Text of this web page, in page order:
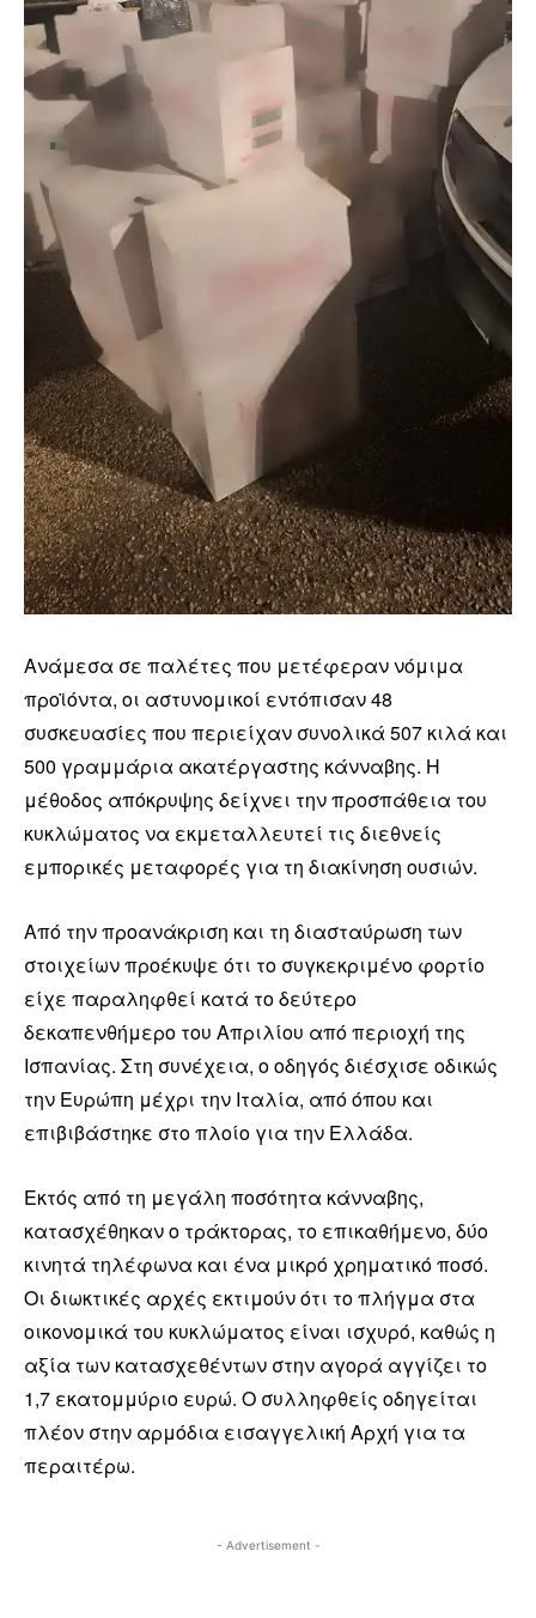
Ανάμεσα σε παλέτες που μετέφεραν νόμιμα
προϊόντα, οι αστυνομικοί εντόπισαν 48
συσκευασίες που περιείχαν συνολικά 507 κιλά και
500 γραμμάρια ακατέργαστης κάνναβης. Η
μέθοδος απόκρυψης δείχνει την προσπάθεια του
κυκλώματος να εκμεταλλευτεί τις διεθνείς
εμπορικές μεταφορές για τη διακίνηση ουσιών.
Από την προανάκριση και τη διασταύρωση των
στοιχείων προέκυψε ότι το συγκεκριμένο φορτίο
είχε παραληφθεί κατά το δεύτερο
δεκαπενθήμερο του Απριλίου από περιοχή της
Ισπανίας. Στη συνέχεια, ο οδηγός διέσχισε οδικώς
την Ευρώπη μέχρι την Ιταλία, από όπου και
επιβιβάστηκε στο πλοίο για την Ελλάδα.
Εκτός από τη μεγάλη ποσότητα κάνναβης,
κατασχέθηκαν ο τράκτορας, το επικαθήμενο, δύο
κινητά τηλέφωνα και ένα μικρό χρηματικό ποσό.
Οι διωκτικές αρχές εκτιμούν ότι το πλήγμα στα
οικονομικά του κυκλώματος είναι ισχυρό, καθώς η
αξία των κατασχεθέντων στην αγορά αγγίζει το
1,7 εκατομμύριο ευρώ. Ο συλληφθείς οδηγείται
πλέον στην αρμόδια εισαγγελική Αρχή για τα
περαιτέρω.
- Advertisement -